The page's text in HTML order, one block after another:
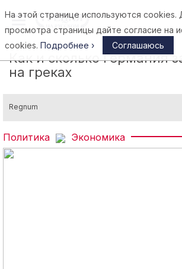
Как и сколько Германия
на греках
Regnum
Политика Экономика
На этой странице используются
просмотра страницы дайте согласие на
cookies. Подробнее › Соглашаюсь